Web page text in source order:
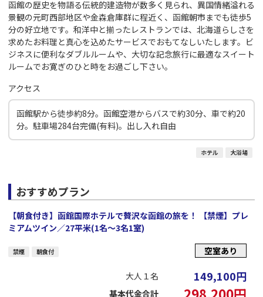
函館の歴史を物語る伝統的建造物が数多く見られ、異国情緒溢れる
景観の元町西部地区や金森倉庫群に程近く、函館朝市までも徒歩5
分の好立地です。和洋中と揃ったレストランでは、北海道らしさを
求めたお料理と真心を込めたサービスでおもてなしいたします。ビ
ジネスに便利なダブルルームや、大切な記念旅行に最適なスイート
ルームでお寛ぎのひと時をお過ごし下さい。
アクセス
函館駅から徒歩約8分。函館空港からバスで約30分、車で約20
分。駐車場284台完備(有料)。出し入れ自由
ホテル 大浴場
おすすめプラン
【朝食付き】函館国際ホテルで贅沢な函館の旅を！ 【禁煙】プレ
ミアムツイン／27平米(1名～3名1室)
禁煙 朝食付 空室あり
大人１名 149,100円
基本代金合計 298,200円